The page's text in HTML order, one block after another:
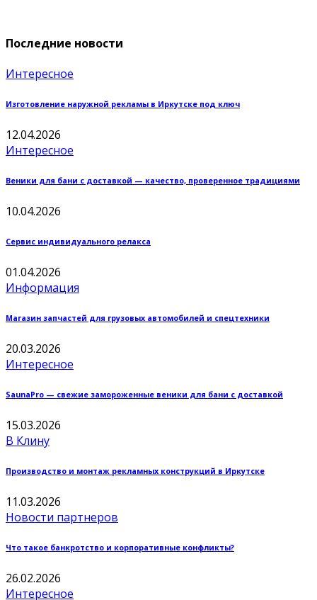
Последние новости
Интересное
Изготовление наружной рекламы в Иркутске под ключ
12.04.2026
Интересное
Веники для бани с доставкой — качество, проверенное традициями
10.04.2026
Сервис индивидуального релакса
01.04.2026
Информация
Магазин запчастей для грузовых автомобилей и спецтехники
20.03.2026
Интересное
SaunaPro — свежие замороженные веники для бани с доставкой
15.03.2026
В Клину
Производство и монтаж рекламных конструкций в Иркутске
11.03.2026
Новости партнеров
Что такое банкротство и корпоративные конфликты?
26.02.2026
Интересное